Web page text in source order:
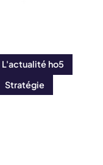
L'actualité ho5
Stratégie